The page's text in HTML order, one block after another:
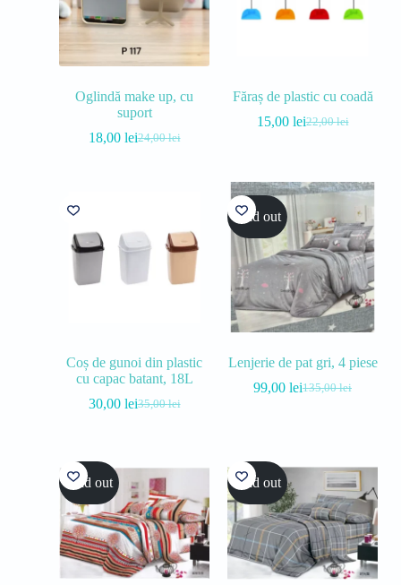
Oglindă make up, cu
suport
24,00lei
18,00 lei
Făraș de plastic cu coadă
22,00lei
15,00 lei
Coș de gunoi din plastic
cu capac batant, 18L
35,00lei
30,00 lei
Sold out
Lenjerie de pat gri, 4 piese
135,00lei
99,00 lei
Sold out Sold out